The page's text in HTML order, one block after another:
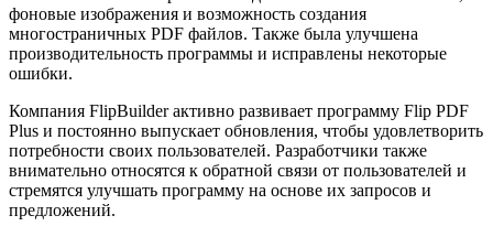
фоновые изображения и возможность создания
многостраничных PDF файлов. Также была улучшена
производительность программы и исправлены некоторые
ошибки.
Компания FlipBuilder активно развивает программу Flip PDF
Plus и постоянно выпускает обновления, чтобы удовлетворить
потребности своих пользователей. Разработчики также
внимательно относятся к обратной связи от пользователей и
стремятся улучшать программу на основе их запросов и
предложений.